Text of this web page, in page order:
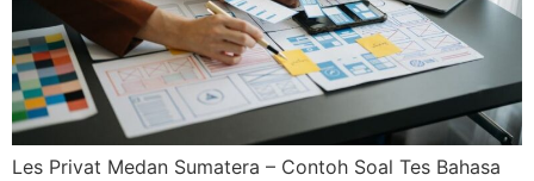
Les Privat Medan Sumatera – Contoh Soal Tes Bahasa